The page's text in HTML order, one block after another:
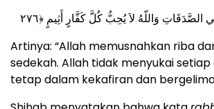
الصَّدَقَاتِ وَاللّهُ لاَ يُحِبُّ كُلَّ كَفَّارٍ أَثِيمٍ ﴿٢٧٦
Artinya: “Allah memusnahkan riba
sedekah. Allah tidak menyukai
tetap dalam kekafiran dan